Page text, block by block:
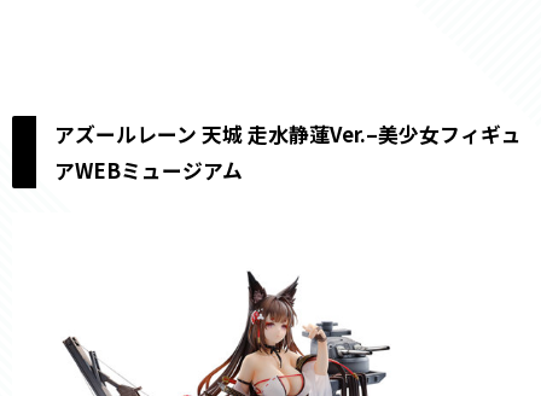
アズールレーン 天城 走水静蓮Ver.–美少女フィギュ
アWEBミュージアム